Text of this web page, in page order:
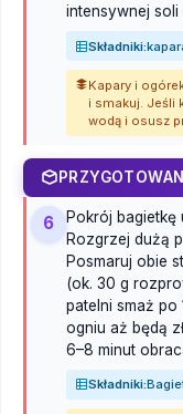
intensywnej
Składniki:
Kapary i
i smakuj. Jeśli
wodą i osusz
6
Pokrój bagietkę
Rozgrzej dużą
Posmaruj obie
(ok. 30 g
patelni smaż po
ogniu aż będą
6–8 minut
Składniki: